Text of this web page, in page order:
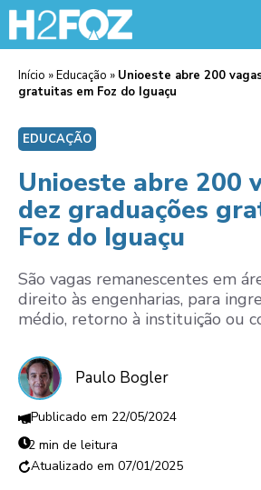
Início »Educação » Unioeste abre 200
gratuitas em Foz do Iguaçu
EDUCAÇÃO
Unioeste abre 200
dez graduações
Foz do Iguaçu
São vagas remanescentes em
direito às engenharias, para
médio, retorno à instituição ou
Paulo Bogler
22/05/2024
2 min de leitura
07/01/2025